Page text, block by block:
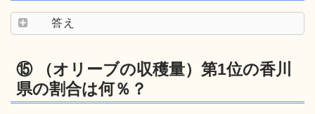
答え
⑮ （オリーブの収穫量）第1位の香川
県の割合は何％？